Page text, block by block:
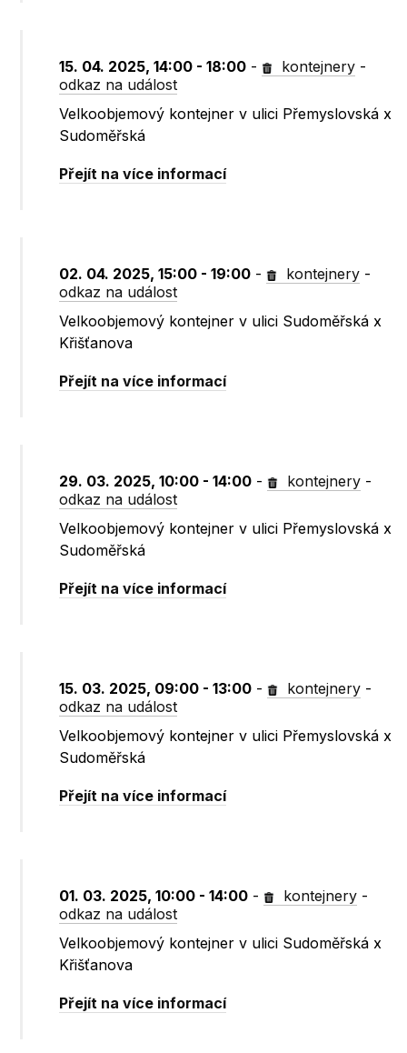
15. 04. 2025, 14:00 - 18:00 - kontejnery -
odkaz na událost
Velkoobjemový kontejner v ulici Přemyslovská x
Sudoměřská
Přejít na více informací
02. 04. 2025, 15:00 - 19:00 - kontejnery -
odkaz na událost
Velkoobjemový kontejner v ulici Sudoměřská x
Křišťanova
Přejít na více informací
29. 03. 2025, 10:00 - 14:00 - kontejnery -
odkaz na událost
Velkoobjemový kontejner v ulici Přemyslovská x
Sudoměřská
Přejít na více informací
15. 03. 2025, 09:00 - 13:00 - kontejnery -
odkaz na událost
Velkoobjemový kontejner v ulici Přemyslovská x
Sudoměřská
Přejít na více informací
01. 03. 2025, 10:00 - 14:00 - kontejnery -
odkaz na událost
Velkoobjemový kontejner v ulici Sudoměřská x
Křišťanova
Přejít na více informací